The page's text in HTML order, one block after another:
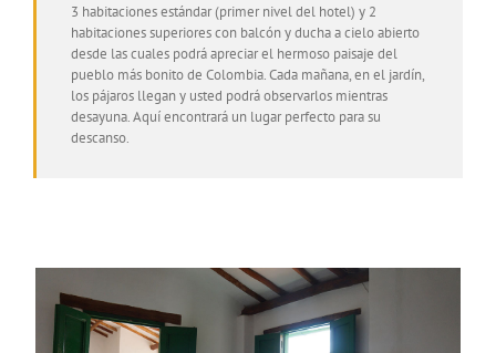
3 habitaciones estándar (primer nivel del hotel) y 2
habitaciones superiores con balcón y ducha a cielo abierto
desde las cuales podrá apreciar el hermoso paisaje del
pueblo más bonito de Colombia. Cada mañana, en el jardín,
los pájaros llegan y usted podrá observarlos mientras
desayuna. Aquí encontrará un lugar perfecto para su
descanso.